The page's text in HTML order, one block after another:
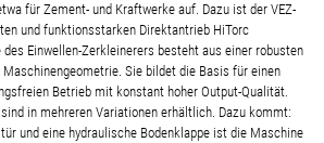
für Zement- und Kraftwerke auf. Dazu ist der VEZ-
und funktionsstarken Direktantrieb HiTorc
Einwellen-Zerkleinerers besteht aus einer robusten
Sie bildet die Basis für einen
Betrieb mit konstant hoher Output-Qualität.
in mehreren Variationen erhältlich. Dazu kommt:
und eine hydraulische Bodenklappe ist die Maschine